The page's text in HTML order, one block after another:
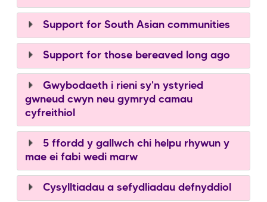
Support for South Asian communities
Support for those bereaved long ago
Gwybodaeth i rieni sy'n ystyried
gwneud cwyn neu gymryd camau
cyfreithiol
5 ffordd y gallwch chi helpu rhywun y
mae ei fabi wedi marw
Cysylltiadau a sefydliadau defnyddiol